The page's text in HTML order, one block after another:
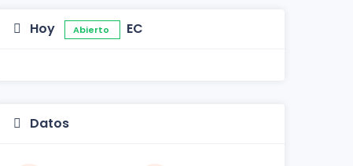
Hoy Abierto EC
Datos